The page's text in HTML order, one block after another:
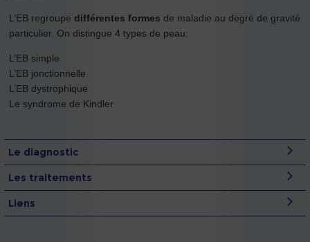
L’EB regroupe différentes formes de maladie au degré de gravité
particulier. On distingue 4 types de peau:
L’EB simple
L’EB jonctionnelle
L’EB dystrophique
Le syndrome de Kindler
Le diagnostic
Les traitements
Liens